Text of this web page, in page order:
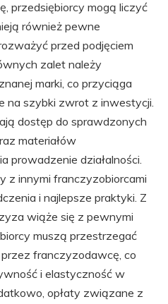
przedsiębiorcy mogą liczyć
również pewne
przed podjęciem
zalet należy
marki, co przyciąga
na szybki zwrot z inwestycji.
dostęp do sprawdzonych
materiałów
prowadzenie działalności.
z innymi franczyzobiorcami
i najlepsze praktyki. Z
wiąże się z pewnymi
muszą przestrzegać
franczyzodawcę, co
i elastyczność w
opłaty związane z